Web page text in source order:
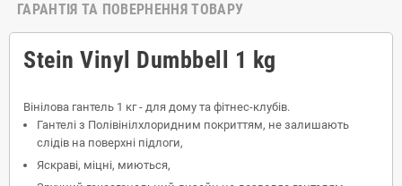
ГАРАНТІЯ ТА ПОВЕРНЕННЯ ТОВАРУ
Stein Vinyl Dumbbell 1 kg
Вінілова гантель 1 кг - для дому та фітнес-клубів.
Гантелі з Полівінілхлоридним покриттям, не залишають
слідів на поверхні підлоги,
Яскраві, міцні, миються,